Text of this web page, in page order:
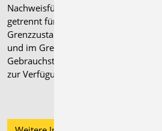
Nachweisführung. Hierzu stehen,
getrennt für die Nachweisführung im
Grenzzustand der Tragfähigkeit (GZT)
und im Grenzzustand der
Gebrauchstauglichkeit (GZG), Eingaben
zur Verfügung.